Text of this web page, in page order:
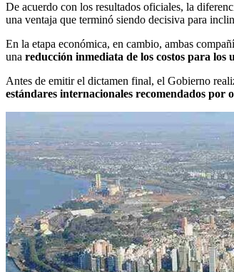
De acuerdo con los resultados oficiales, la
una ventaja que terminó siendo decisiva para
En la etapa económica, en cambio, ambas
una reducción inmediata de los costos para los
Antes de emitir el dictamen final, el Gobierno
estándares internacionales recomendados por